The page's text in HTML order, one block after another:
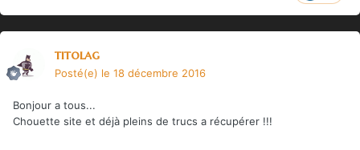
titolag
Posté(e) le 18 décembre 2016
Bonjour a tous...
Chouette site et déjà pleins de trucs a récupérer !!!